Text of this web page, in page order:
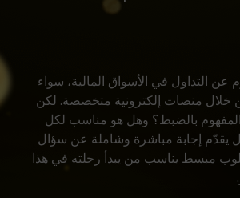
عن التداول في الأسواق المالية، سواء
خلال منصات إلكترونية متخصصة. لكن
المفهوم بالضبط؟ وهل هو مناسب لكل
يقدّم إجابة مباشرة وشاملة عن سؤال
مبسط يناسب من يبدأ رحلته في هذا